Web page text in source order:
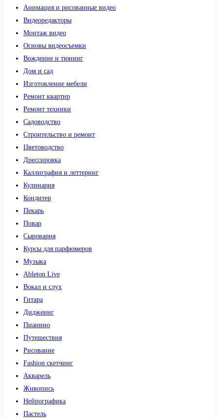
Анимация и рисованные видео
Видеоредакторы
Монтаж видео
Основы видеосъемки
Вождение и тюнинг
Дом и сад
Изготовление мебели
Ремонт квартир
Ремонт техники
Садоводство
Строительство и ремонт
Цветоводство
Дрессировка
Каллиграфия и леттеринг
Кулинария
Кондитер
Пекарь
Повар
Сыроварня
Курсы для парфюмеров
Музыка
Ableton Live
Вокал и слух
Гитара
Диджеинг
Пианино
Путешествия
Рисование
Fashion скетчинг
Акварель
Живопись
Нейрографика
Пастель